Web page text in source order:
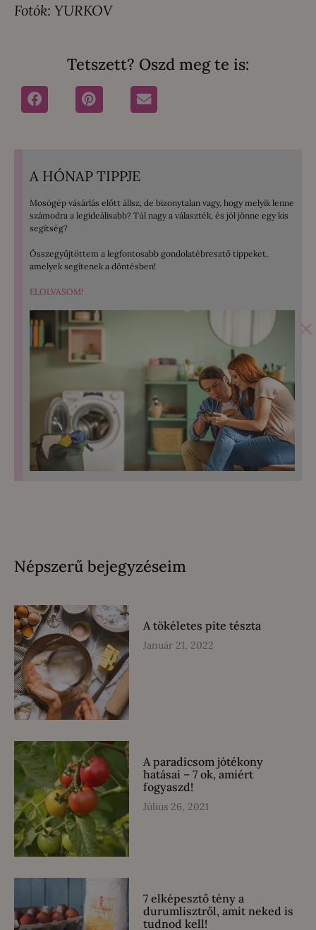
Fotók: YURKOV
Tetszett? Oszd meg te is:
A HÓNAP TIPPJE
Mosógép vásárlás előtt állsz, de bizonytalan vagy, hogy melyik lenne
számodra a legideálisabb? Túl nagy a választék, és jól jönne egy kis
segítség?
Összegyűjtöttem a legfontosabb gondolatébresztő tippeket,
amelyek segítenek a döntésben!
ELOLVASOM!
×
Népszerű bejegyzéseim
A tökéletes pite tészta
Január 21, 2022
A paradicsom jótékony
hatásai – 7 ok, amiért
fogyaszd!
Július 26, 2021
7 elképesztő tény a
durumlisztről, amit neked is
tudnod kell!